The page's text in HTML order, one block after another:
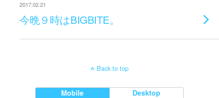
2017.02.21
今晩９時はBIGBITE。
Back to top
Mobile Desktop